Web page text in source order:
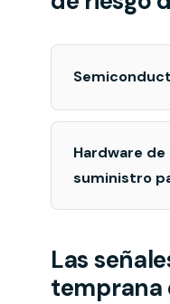
Hardware de
suministro
Las
temprana